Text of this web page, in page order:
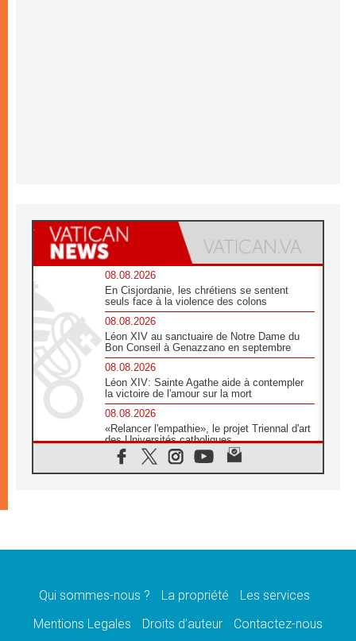
08.08.2026
En Cisjordanie, les chrétiens se sentent
seuls face à la violence des colons
08.08.2026
Léon XIV au sanctuaire de Notre Dame du
Bon Conseil à Genazzano en septembre
08.08.2026
Léon XIV: Sainte Agathe aide à contempler
la victoire de l'amour sur la mort
08.08.2026
«Relancer l'empathie», le projet Triennal d'art
des Universités catholiques
08.08.2026
Signis 2026, donner la parole aux religieuses
07.08.2026
07.08.2026
de l'Assomption et mémoire nationale
Qui sommes-nous ? La propriété
Les services
Mentions Legales
Droits d’auteur Contactez-nous